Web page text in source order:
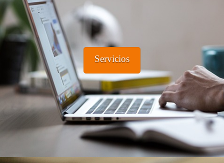
Servicios